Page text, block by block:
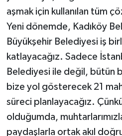
aşmak için kullanılan tüm
Yeni dönemde, Kadıköy
Büyükşehir Belediyesi iş
katlayacağız. Sadece
Belediyesi ile değil, bütün
bize yol gösterecek 21
süreci planlayacağız.
olduğumda,
paydaşlarla ortak akıl